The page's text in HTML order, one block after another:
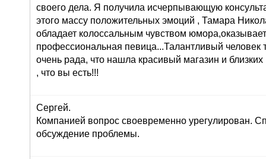
своего дела. Я получила исчерпывающую
этого массу положительных эмоций , Тамара
обладает колоссальным чувством
профессиональная певица...Талантливый человек
очень рада, что нашла красивый магазин и
, что вы есть!!!
Сергей.
Компанией вопрос своевременно урегулирован.
обсуждение проблемы.